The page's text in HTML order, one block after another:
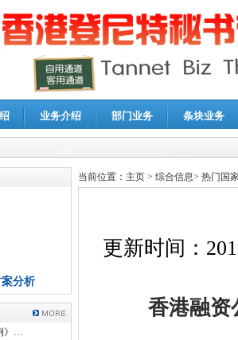
业务介绍 部门业务 条块业务
业所得税汇算清缴申报鉴证
分析
》…
当前位置： 主页 > 综合信息> 热门国
更新时间：
香港融资